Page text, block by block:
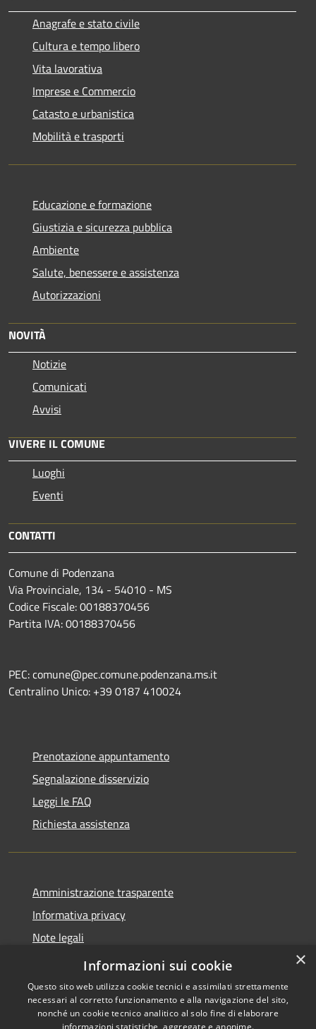
Anagrafe e stato civile
Cultura e tempo libero
Vita lavorativa
Imprese e Commercio
Catasto e urbanistica
Mobilità e trasporti
Educazione e formazione
Giustizia e sicurezza pubblica
Ambiente
Salute, benessere e assistenza
Autorizzazioni
NOVITÀ
Notizie
Comunicati
Avvisi
VIVERE IL COMUNE
Luoghi
Eventi
CONTATTI
Comune di Podenzana
Via Provinciale, 134 - 54010 - MS
Codice Fiscale: 00188370456
Partita IVA: 00188370456
PEC: comune@pec.comune.podenzana.ms.it
Centralino Unico: +39 0187 410024
Prenotazione appuntamento
Segnalazione disservizio
Leggi le FAQ
Richiesta assistenza
Amministrazione trasparente
Informativa privacy
Note legali
Dichiarazione di accessibilità
×
Informazioni sui cookie
Questo sito web utilizza cookie tecnici e assimilati strettamente
necessari al corretto funzionamento e alla navigazione del sito,
nonché un cookie tecnico analitico al solo fine di elaborare
informazioni statistiche, aggregate e anonime.